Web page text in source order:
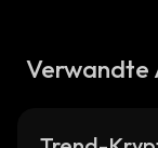
Verwandte